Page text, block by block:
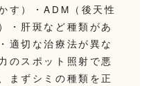
す）・ADM（後天性
・肝斑など種類があ
適切な治療法が異な
のスポット照射で悪
まずシミの種類を正